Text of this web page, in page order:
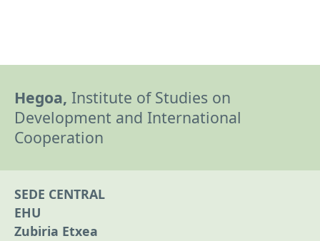
Hegoa, Institute of Studies on
Development and International
Cooperation
SEDE CENTRAL
EHU
Zubiria Etxea